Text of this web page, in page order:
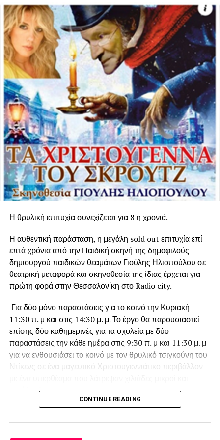
Thin Ice: The Inside Story of Climate Science (2015),
Simon Lamb & David Sington, 56’
Νέα Ζηλανδία,
Ηνωμένο Βασίλειο. Ο γεωλόγος Simon Lamb διερεύνησε
την ιστορία της κλιματικής αλλαγής.Thetruecost
(2015),Andrew Morgan, 92’.Μπαγκλαντές, H.Π.Α.,
Καμπότζη, Κίνα, Δανία, Γαλλία, Αϊτή, Ινδία, Ιταλία,
Ουγκάντα, Ηνωμένο Βασίλειο. , Το ντοκιμαντέρ εξερευνά
την φτηνή εργασία στα εργοστάσια ρούχων της Ασίας,
που αποφέρει τεράστια κέρδη στην παγκόσμια βιομηχανία
μόδας.
Ρουμάνικος Κινηματογράφος:Αφερίμ (2015), Ράντου
Ζούντε, 108’: Στη Βλαχία του 1835 ένας αστυνομικός και
ο γιος του αναζητούν έναν τσιγγάνο σκλάβο ο οποίος
δραπέτευσε από τον αφέντη του, τον αυταρχικό βογιάρο
της περιοχής, γιατί είχε παράνομη σχέση με τη γυναίκα
του. Η ταινία έχει διακριθεί με Αργυρή Άρκτο σκηνοθεσίας
στο Βερολίνο.
Η ενότητα «Έρευνα και καινοτομία» υλοποιείται στο
πλαίσιο του Επιχειρησιακού Προγράμματος «Ανάπτυξη
Ανθρώπινου Δυναμικού, Εκπαίδευση και Διά Βίου
Μάθηση» και συγχρηματοδοτείται από την Ευρωπαϊκή
Ένωση (Ευρωπαϊκό Κοινωνικό Ταμείο)
και από εθνικούς
πόρους.
Το πρόγραμμα συνοπτικά
VictoriaCinemas
16:00- 18:00 Έρευνα και καινοτομία
-The man who stopped the dessert (Mark Dodd, 2010)
-The next black (David Dworsky, Victor Kohler, 2014)
Η θρυλική επιτυχία συνεχίζεται για 8 η χρονιά.
Η αυθεντική παράσταση, η μεγάλη sold out επιτυχία επί
επτά χρόνια από την Παιδική σκηνή της δημοφιλούς
δημιουργού παιδικών θεαμάτων Γιούλης Ηλιοπούλου σε
θεατρική μεταφορά και σκηνοθεσία της ίδιας έρχεται για
πρώτη φορά στην Θεσσαλονίκη στο Radio city.
Για δύο μόνο παραστάσεις για το κοινό την Κυριακή
11:30 π. μ και στις 14:30 μ. μ. Το έργο θα παρουσιαστεί
επίσης δύο καθημερινές για τα σχολεία με δύο
παραστάσεις την κάθε ημέρα στις 9:30 π. μ και 11:30 μ. μ
για να ενθουσιάσει το κοινό με τον θρυλικό τσιγκούνη του
Ντίκενς σε ένα μαγευτικό Χριστουγεννιάτικο περιβάλλον
μεγάλοι θεατές.
CONTINUE READING